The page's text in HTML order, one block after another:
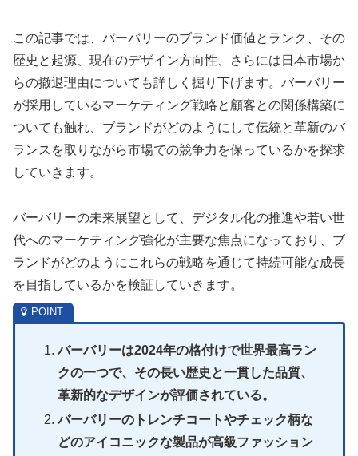
この記事では、バーバリーのブランド価値とランク、その
歴史と起源、現在のデザイン方向性、さらには日本市場か
らの撤退理由についても詳しく掘り下げます。バーバリー
が採用しているマーケティング戦略と顧客との関係構築に
ついても触れ、ブランドがどのようにして伝統と革新のバ
ランスを取りながら市場での競争力を保っているかを探求
していきます。
バーバリーの未来展望として、デジタル化の推進や若い世
代へのマーケティング強化が主要な焦点になっており、ブ
ランドがどのようにこれらの戦略を通じて持続可能な成長
を目指しているかを検証していきます。
バーバリーは2024年の格付けで世界最高ラン
クの一つで、その長い歴史と一貫した品質、
革新的なデザインが評価されている。
バーバリーのトレンチコートやチェック柄な
どのアイコニックな製品が高級ファッション